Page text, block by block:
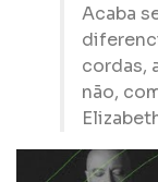
Acaba
cordas,
não,